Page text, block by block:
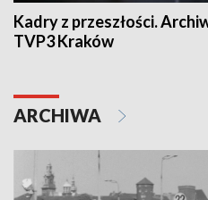
Kadry z przeszłości.
TVP3 Kraków
ARCHIWA